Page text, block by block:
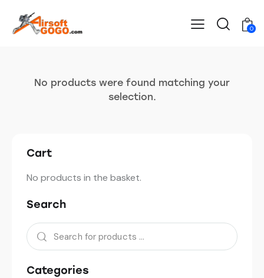
0
No products were found matching your
selection.
Cart
No products in the basket.
Search
Categories